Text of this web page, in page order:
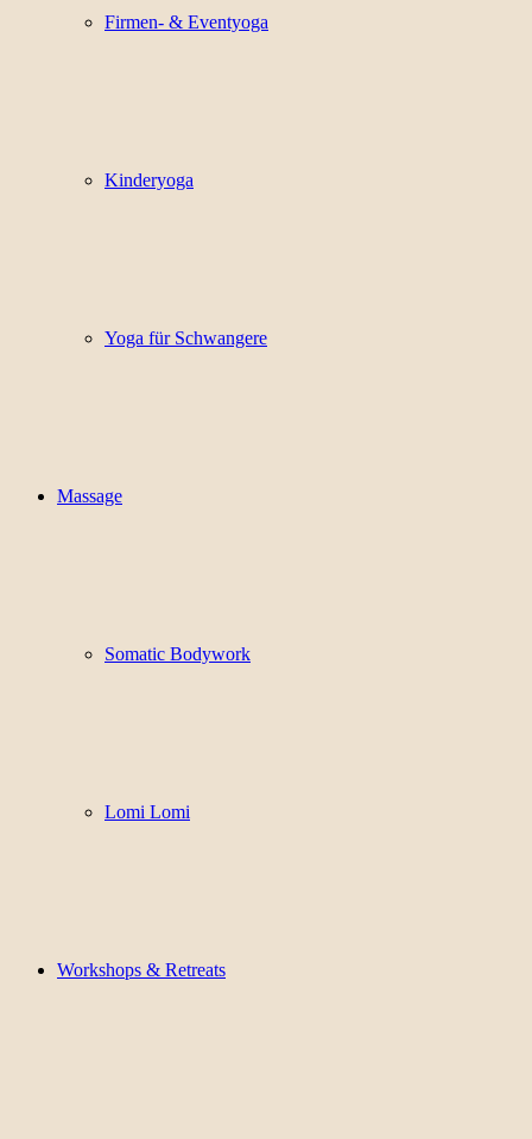
Firmen- & Eventyoga
Kinderyoga
Yoga für Schwangere
Massage
Somatic Bodywork
Lomi Lomi
Workshops & Retreats